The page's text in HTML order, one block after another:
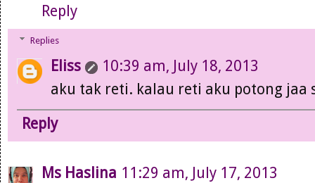
Reply
Replies
Eliss
10:39 am, July 18, 2013
aku tak reti. kalau reti aku potong jaa
Reply
Ms Haslina 11:29 am, July 17, 2013